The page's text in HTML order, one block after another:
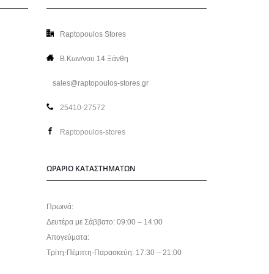
Raptopoulos Stores
Β.Κων/νου 14 Ξάνθη
sales@raptopoulos-stores.gr
25410-27572
Raptopoulos-stores
ΩΡΑΡΙΟ ΚΑΤΑΣΤΗΜΑΤΩΝ
Πρωινά:
Δευτέρα με Σάββατο: 09:00 – 14:00
Απογεύματα:
Τρίτη-Πέμπτη-Παρασκεύη: 17:30 – 21:00